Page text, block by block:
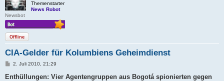
Themenstarter
News Robot
Newsbot
Offline
CIA-Gelder für Kolumbiens Geheimdienst
B
i
2. Juli 2010, 21:29
Enthüllungen: Vier Agentengruppen aus Bogotá spionierten gegen